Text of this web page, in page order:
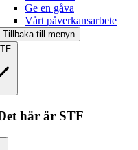
Ge en gåva
Vårt påverkansarbete
Tillbaka till menyn
här är STF